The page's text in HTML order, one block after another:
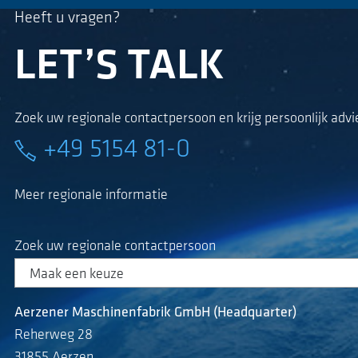
Heeft u vragen?
LET’S TALK
Zoek uw regionale contactpersoon en krijg persoonlijk
+49 5154 81-0
Meer regionale informatie
Zoek uw regionale contactpersoon
Aerzener Maschinenfabrik GmbH (Headquarter)
Reherweg 28